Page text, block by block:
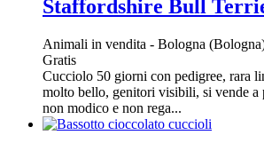
Staffordshire Bull
Animali in vendita - Bologna
Gratis
Cucciolo 50 giorni con pedigree, rara
molto bello, genitori visibili, si vende a
non modico e non rega...